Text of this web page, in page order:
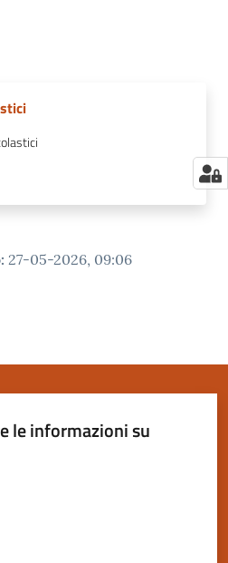
: 27-05-2026, 09:06
le informazioni su